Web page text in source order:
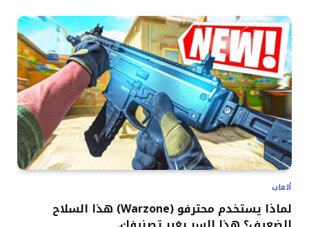
ألعاب
لماذا يستخدم محترفو (Warzone) هذا السلاح